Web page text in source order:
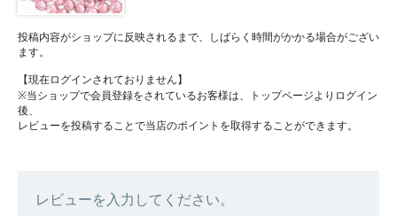
投稿内容がショップに反映されるまで、しばらく時間がかかる場合がござい
ます。
【現在ログインされておりません】
※当ショップで会員登録をされているお客様は、トップページよりログイン
後、
レビューを投稿することで当店のポイントを取得することができます。
レビューを入力してください。